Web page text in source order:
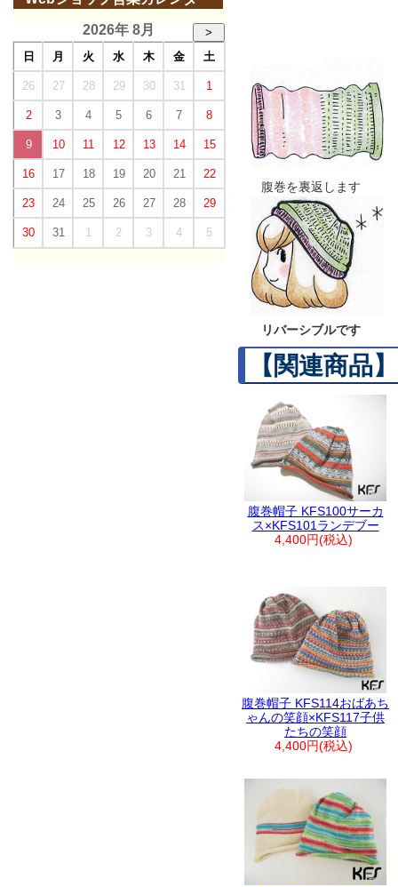
腹巻を裏返します
リバーシブルです
【関連商品】
腹巻帽子 KFS100サーカ
ス×KFS101ランデブー
4,400円(税込)
腹巻帽子 KFS114おばあち
ゃんの笑顔×KFS117子供
たちの笑顔
4,400円(税込)
2026年 8月
>
日
月 火 水 木 金 土
26 27 28 29 30 31 1
2 3 4 5 6 7 8
9 10 11 12 13 14 15
16 17 18 19 20 21 22
23 24 25 26 27 28 29
30 31 1 2 3 4 5